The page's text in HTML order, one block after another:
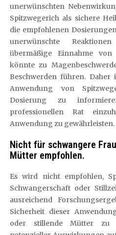
unerwünschten
Spitzwegerich als sichere
die empfohlenen
unerwünschte
übermäßige Einnahme von
könnte zu
Beschwerden führen.
Anwendung von
Dosierung zu
professionellen Rat
Anwendung zu gewährleisten.
Nicht für schwangere
Mütter empfohlen.
Es wird nicht empfohlen,
Schwangerschaft oder
ausreichend
Sicherheit dieser
oder stillende Mütter zu